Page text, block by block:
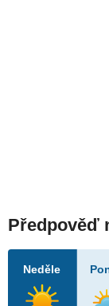
Předpověď
Neděle